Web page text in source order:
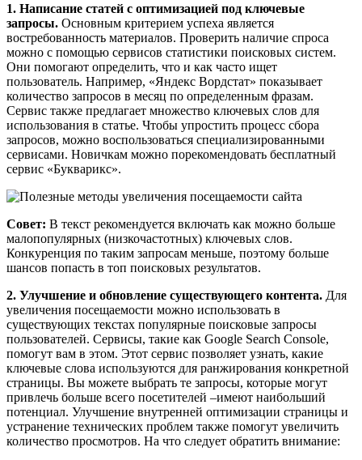
1. Написание статей с оптимизацией под ключевые
запросы. Основным критерием успеха является
востребованность материалов. Проверить наличие спроса
можно с помощью сервисов статистики поисковых систем.
Они помогают определить, что и как часто ищет
пользователь. Например, «Яндекс Вордстат» показывает
количество запросов в месяц по определенным фразам.
Сервис также предлагает множество ключевых слов для
использования в статье. Чтобы упростить процесс сбора
запросов, можно воспользоваться специализированными
сервисами. Новичкам можно порекомендовать бесплатный
сервис «Букварикс».
Совет: В текст рекомендуется включать как можно больше
малопопулярных (низкочастотных) ключевых слов.
Конкуренция по таким запросам меньше, поэтому больше
шансов попасть в топ поисковых результатов.
2. Улучшение и обновление существующего контента. Для
увеличения посещаемости можно использовать в
существующих текстах популярные поисковые запросы
пользователей. Сервисы, такие как Google Search Console,
помогут вам в этом. Этот сервис позволяет узнать, какие
ключевые слова используются для ранжирования конкретной
страницы. Вы можете выбрать те запросы, которые могут
привлечь больше всего посетителей –имеют наибольший
потенциал. Улучшение внутренней оптимизации страницы и
устранение технических проблем также помогут увеличить
количество просмотров. На что следует обратить внимание: